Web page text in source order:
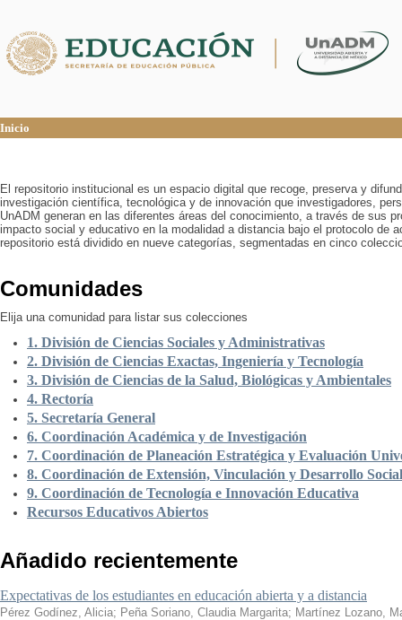
Inicio
El repositorio institucional es un espacio digital que recoge, preserva y
investigación científica, tecnológica y de innovación que investigadores,
UnADM generan en las diferentes áreas del conocimiento, a través de sus
impacto social y educativo en la modalidad a distancia bajo el protocolo de
repositorio está dividido en nueve categorías, segmentadas en cinco
Comunidades
Elija una comunidad para listar sus colecciones
1. División de Ciencias Sociales y Administrativas
2. División de Ciencias Exactas, Ingeniería y Tecnología
3. División de Ciencias de la Salud, Biológicas y Ambientales
4. Rectoría
5. Secretaría General
6. Coordinación Académica y de Investigación
7. Coordinación de Planeación Estratégica y Evaluación
8. Coordinación de Extensión, Vinculación y Desarrollo Social
9. Coordinación de Tecnología e Innovación Educativa
Recursos Educativos Abiertos
Añadido recientemente
Expectativas de los estudiantes en educación abierta y a distancia
Pérez Godínez, Alicia; Peña Soriano, Claudia Margarita; Martínez Lozano,